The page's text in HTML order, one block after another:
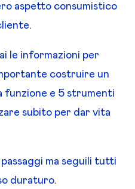
aspetto consumistico
le informazioni per
costruire un
funzione e 5 strumenti
subito per dar vita
ma seguili tutti
duraturo.